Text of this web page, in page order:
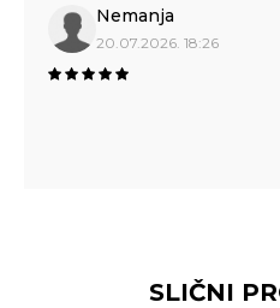
Nemanja
20.07.2026. 18:26
SLIČNI